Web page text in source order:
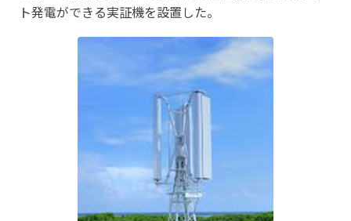
ト発電ができる実証機を設置した。